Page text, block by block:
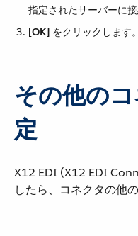
指定されたサーバーに
[OK] ​ をクリックします。
その他の
定
X12 EDI (X12 EDI
したら、コネクタの他